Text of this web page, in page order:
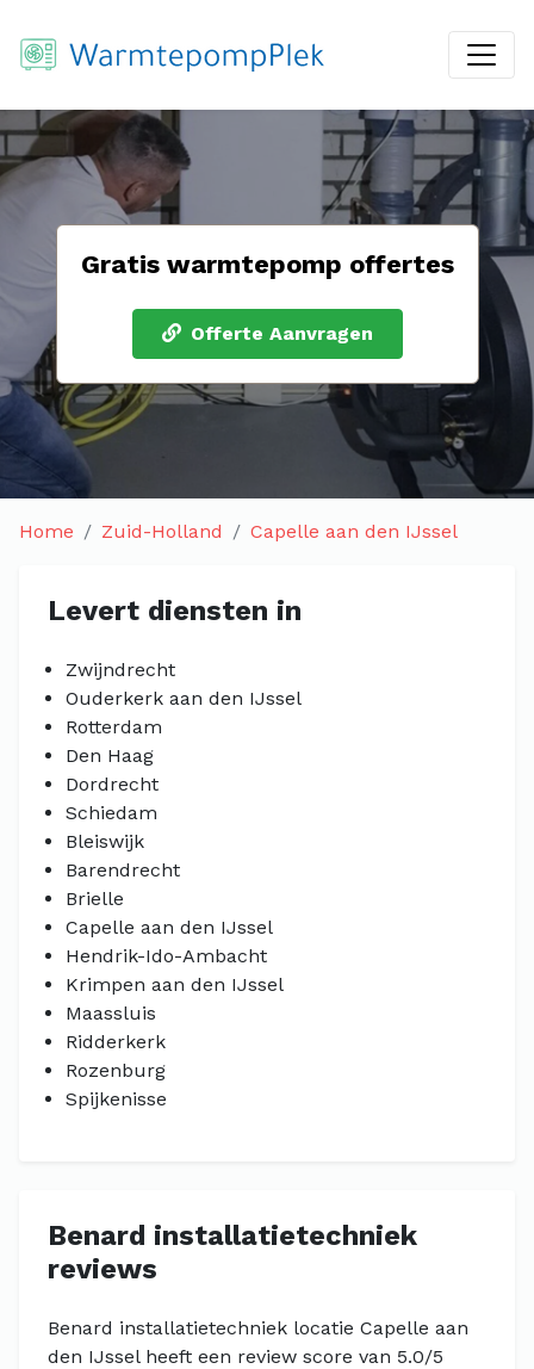
Gratis warmtepomp offertes
Offerte Aanvragen
Home Zuid-Holland Capelle aan den IJssel
Levert diensten in
Zwijndrecht
Ouderkerk aan den IJssel
Rotterdam
Den Haag
Dordrecht
Schiedam
Bleiswijk
Barendrecht
Brielle
Capelle aan den IJssel
Hendrik-Ido-Ambacht
Krimpen aan den IJssel
Maassluis
Ridderkerk
Rozenburg
Spijkenisse
Benard installatietechniek
reviews
Benard installatietechniek locatie Capelle aan
den IJssel heeft een review score van 5.0/5